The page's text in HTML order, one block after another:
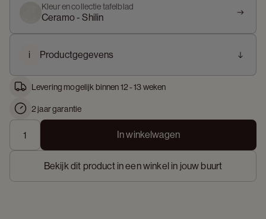
Kleur en collectie tafelblad
Ceramo - Shilin
i Productgegevens
Levering mogelijk binnen 12 - 13 weken
2 jaar garantie
In winkelwagen
Bekijk dit product in een winkel in jouw buurt